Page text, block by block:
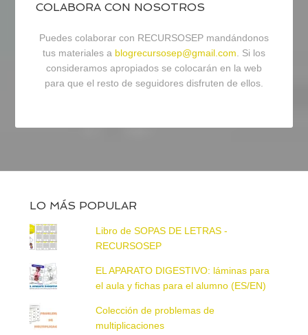
COLABORA CON NOSOTROS
Puedes colaborar con RECURSOSEP mandándonos
tus materiales a blogrecursosep@gmail.com . Si los
consideramos apropiados se colocarán en la web
para que el resto de seguidores disfruten de ellos.
LO MÁS POPULAR
Libro de SOPAS DE LETRAS -
RECURSOSEP
EL APARATO DIGESTIVO: láminas para
el aula y fichas para el alumno (ES/EN)
Colección de problemas de
multiplicaciones